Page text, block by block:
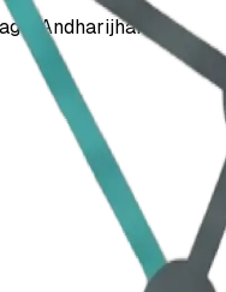
Andharijhar